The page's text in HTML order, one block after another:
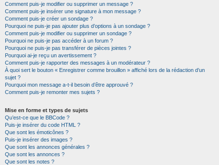
Comment puis-je modifier ou supprimer un message ?
Comment puis-je insérer une signature à mon message ?
Comment puis-je créer un sondage ?
Pourquoi ne puis-je pas ajouter plus d’options à un sondage ?
Comment puis-je modifier ou supprimer un sondage ?
Pourquoi ne puis-je pas accéder à un forum ?
Pourquoi ne puis-je pas transférer de pièces jointes ?
Pourquoi ai-je reçu un avertissement ?
Comment puis-je rapporter des messages à un modérateur ?
À quoi sert le bouton « Enregistrer comme brouillon » affiché lors de la rédaction d’un
sujet ?
Pourquoi mon message a-t-il besoin d’être approuvé ?
Comment puis-je remonter mes sujets ?
Mise en forme et types de sujets
Qu’est-ce que le BBCode ?
Puis-je insérer du code HTML ?
Que sont les émoticônes ?
Puis-je insérer des images ?
Que sont les annonces générales ?
Que sont les annonces ?
Que sont les notes ?